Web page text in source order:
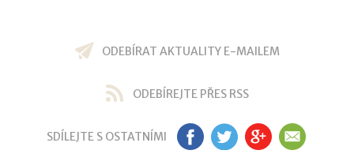
ODEBÍRAT AKTUALITY E-MAILEM
ODEBÍREJTE PŘES RSS
SDÍLEJTE S OSTATNÍMI FB TW GP EM